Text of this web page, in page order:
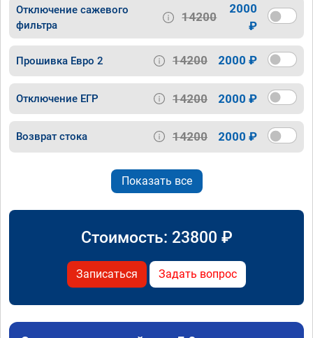
Отключение сажевого
фильтра
14200
2000
₽
Прошивка Евро 2 14200 2000 ₽
Отключение ЕГР 14200 2000 ₽
Возврат стока 14200 2000 ₽
Показать все
Стоимость: 23800 ₽
Записаться Задать вопрос